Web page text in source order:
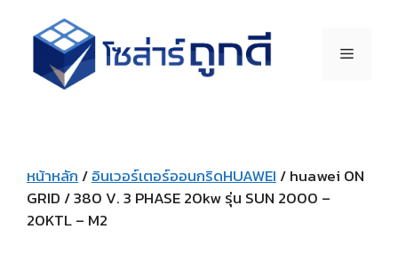
หน้าหลัก /อินเวอร์เตอร์ออนกริดHUAWEI / huawei ON
GRID / 380 V. 3 PHASE 20kw รุ่น SUN 2000 –
20KTL – M2